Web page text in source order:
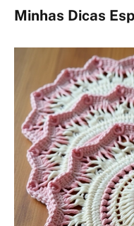
Minhas Dicas